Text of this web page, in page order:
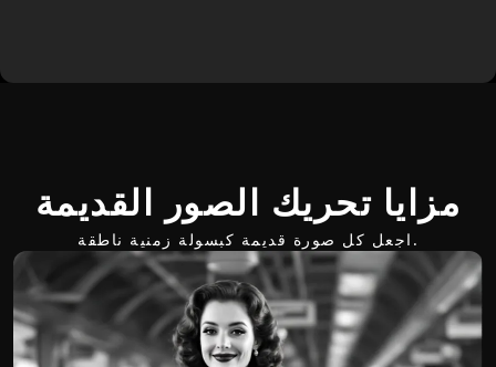
مزايا تحريك الصور القديمة
اجعل كل صورة قديمة كبسولة زمنية ناطقة.